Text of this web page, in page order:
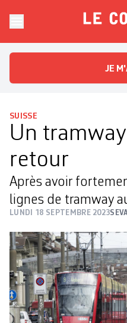
Le
JE
SUISSE
Un
retour
Après avoir
lignes de tramway
LUNDI 18 SEPTEMBRE 2023